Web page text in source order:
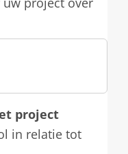
project
in relatie tot